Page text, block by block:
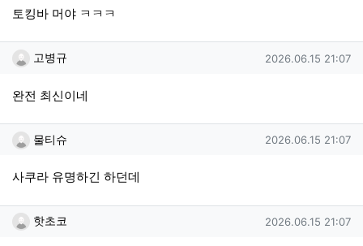
토킹바 머야 ㅋㅋㅋ
고병규님의 댓글
고병규 작성일
2026.06.15 21:07
완전 최신이네
물티슈님의 댓글
물티슈 작성일
2026.06.15 21:07
사쿠라 유명하긴 하던데
핫초코님의 댓글
핫초코 작성일
2026.06.15 21:07